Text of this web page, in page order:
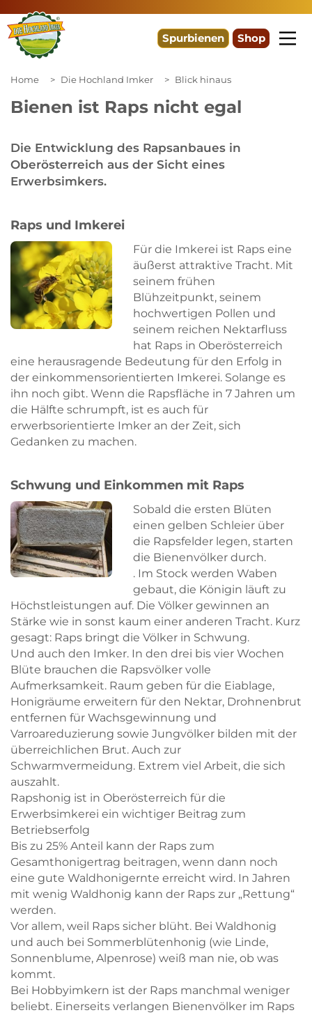
Spurbienen Shop
Home Die Hochland Imker Blick hinaus
Bienen ist Raps nicht egal
Die Entwicklung des Rapsanbaues in
Oberösterreich aus der Sicht eines
Erwerbsimkers.
Raps und Imkerei
Für die Imkerei ist Raps eine
äußerst attraktive Tracht. Mit
seinem frühen
Blühzeitpunkt, seinem
hochwertigen Pollen und
seinem reichen Nektarfluss
hat Raps in Oberösterreich
eine herausragende Bedeutung für den Erfolg in
der einkommensorientierten Imkerei. Solange es
ihn noch gibt. Wenn die Rapsfläche in 7 Jahren um
die Hälfte schrumpft, ist es auch für
erwerbsorientierte Imker an der Zeit, sich
Gedanken zu machen.
Schwung und Einkommen mit Raps
Sobald die ersten Blüten
einen gelben Schleier über
die Rapsfelder legen, starten
die Bienenvölker durch.
. Im Stock werden Waben
gebaut, die Königin läuft zu
Höchstleistungen auf. Die Völker gewinnen an
Stärke wie in sonst kaum einer anderen Tracht. Kurz
gesagt: Raps bringt die Völker in Schwung.
Und auch den Imker. In den drei bis vier Wochen
Blüte brauchen die Rapsvölker volle
Aufmerksamkeit. Raum geben für die Eiablage,
Honigräume erweitern für den Nektar, Drohnenbrut
entfernen für Wachsgewinnung und
Varroareduzierung sowie Jungvölker bilden mit der
überreichlichen Brut. Auch zur
Schwarmvermeidung. Extrem viel Arbeit, die sich
auszahlt.
Rapshonig ist in Oberösterreich für die
Erwerbsimkerei ein wichtiger Beitrag zum
Betriebserfolg
Bis zu 25% Anteil kann der Raps zum
Gesamthonigertrag beitragen, wenn dann noch
eine gute Waldhonigernte erreicht wird. In Jahren
mit wenig Waldhonig kann der Raps zur „Rettung“
werden.
Vor allem, weil Raps sicher blüht. Bei Waldhonig
und auch bei Sommerblütenhonig (wie Linde,
Sonnenblume, Alpenrose) weiß man nie, ob was
kommt.
Bei Hobbyimkern ist der Raps manchmal weniger
beliebt. Einerseits verlangen Bienenvölker im Raps